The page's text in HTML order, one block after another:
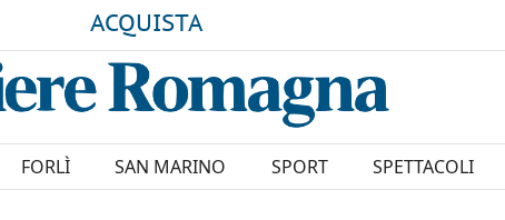
ACQUISTA
FORLÌ SAN MARINO SPORT SPETTACOLI